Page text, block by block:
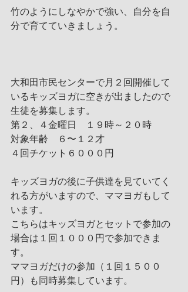
竹のようにしなやかで強い、自分を自
分で育てていきましょう。
大和田市民センターで月２回開催して
いるキッズヨガに空きが出ましたので
生徒を募集します。
第２、４金曜日　１９時～２０時
対象年齢　６〜１２才
４回チケット６０００円
キッズヨガの後に子供達を見ていてく
れる方がいますので、ママヨガもして
います。
こちらはキッズヨガとセットで参加の
場合は１回１０００円で参加できま
す。
ママヨガだけの参加（１回１５００
円）も同時募集しています。